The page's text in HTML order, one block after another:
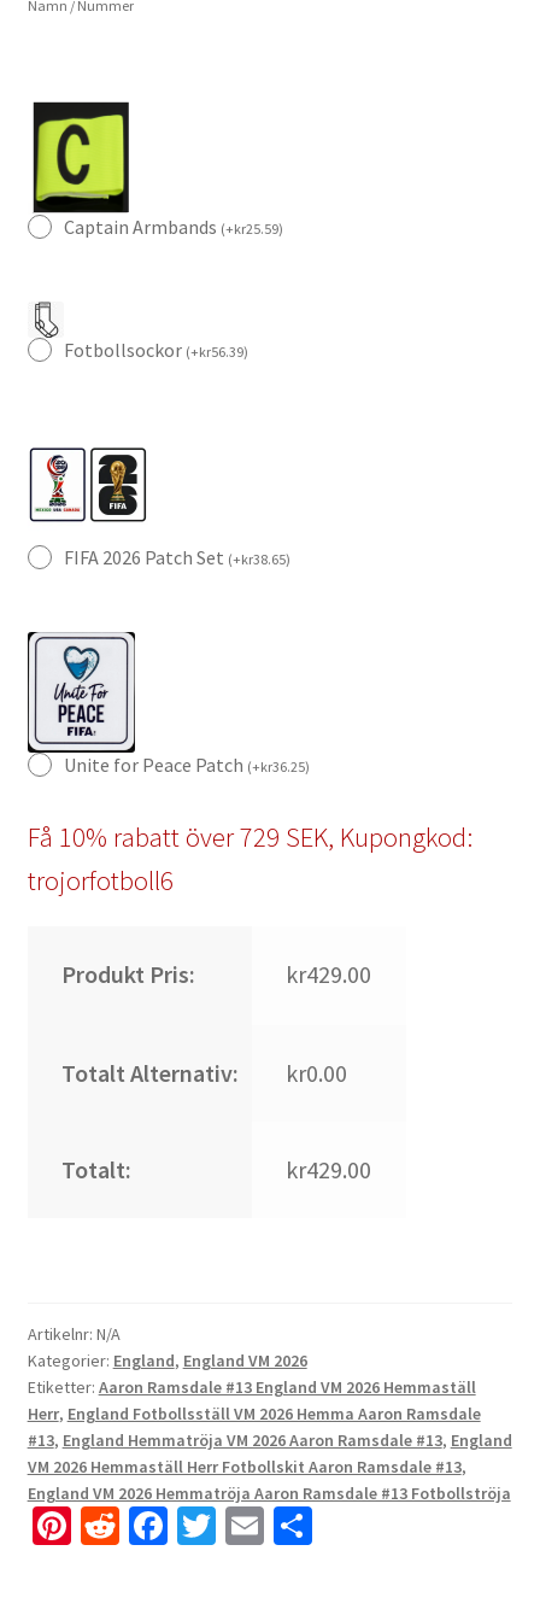
–
Shorts
mängd
Namn / Nummer
Captain Armbands (+kr25.59)
Fotbollsockor (+kr56.39)
FIFA 2026 Patch Set (+kr38.65)
Unite for Peace Patch (+kr36.25)
Få 10% rabatt över 729 SEK, Kupongkod:
trojorfotboll6
Produkt Pris: kr429.00
Totalt Alternativ: kr0.00
Totalt: kr429.00
Artikelnr: N/A
Kategorier: England, England VM 2026
Etiketter: Aaron Ramsdale #13 England VM 2026 Hemmaställ
Herr, England Fotbollsställ VM 2026 Hemma Aaron Ramsdale
#13, England Hemmatröja VM 2026 Aaron Ramsdale #13, England
VM 2026 Hemmaställ Herr Fotbollskit Aaron Ramsdale #13,
England VM 2026 Hemmatröja Aaron Ramsdale #13 Fotbollströja
Pi R Fa T E D